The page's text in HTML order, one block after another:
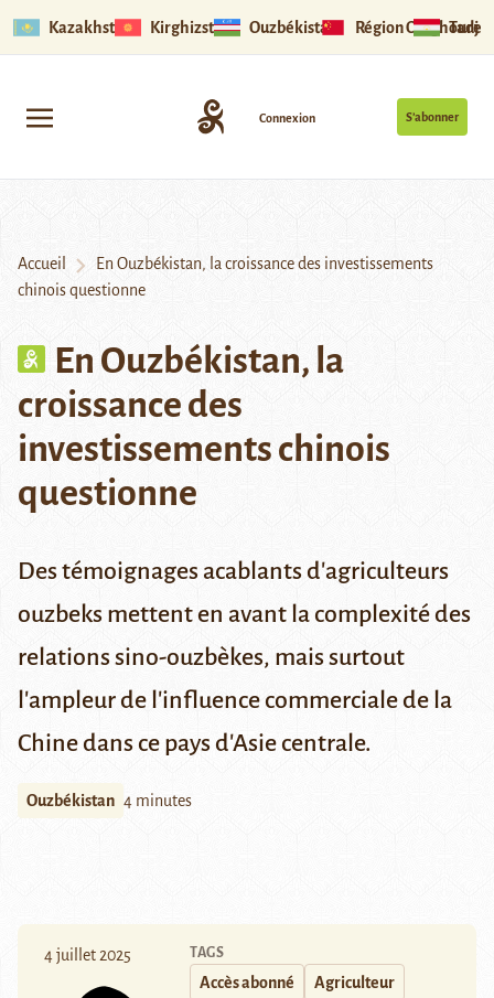
Kazakhstan Kirghizstan Ouzbékistan Région Ouïghoure
S’abonner
Connexion
Accueil
En Ouzbékistan, la croissance des investissements
chinois questionne
En Ouzbékistan, la
croissance des
investissements chinois
questionne
Des témoignages acablants d'agriculteurs
ouzbeks mettent en avant la complexité des
relations sino-ouzbèkes, mais surtout
l'ampleur de l'influence commerciale de la
Chine dans ce pays d'Asie centrale.
Ouzbékistan 4 minutes
4 juillet 2025 TAGS
Accès abonné Agriculteur